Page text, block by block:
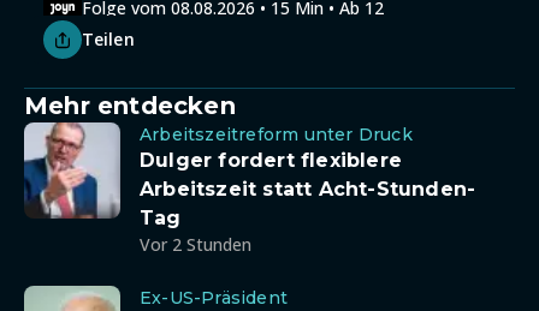
Folge vom 08.08.2026 • 15 Min • Ab 12
Teilen
Mehr entdecken
Arbeitszeitreform unter Druck
Dulger fordert flexiblere
Arbeitszeit statt Acht-Stunden-
Tag
Vor 2 Stunden
Ex-US-Präsident